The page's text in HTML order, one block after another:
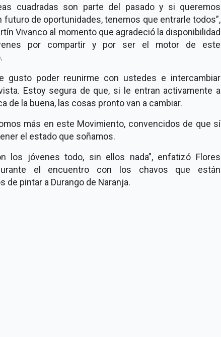
cuadradas son parte del pasado y si queremos
futuro de oportunidades, tenemos que entrarle todos”,
Vivanco al momento que agradeció la disponibilidad
por compartir y por ser el motor de este
gusto poder reunirme con ustedes e intercambiar
Estoy segura de que, si le entran activamente a
de la buena, las cosas pronto van a cambiar.
más en este Movimiento, convencidos de que sí
el estado que soñamos.
los jóvenes todo, sin ellos nada”, enfatizó Flores
el encuentro con los chavos que están
de pintar a Durango de Naranja.